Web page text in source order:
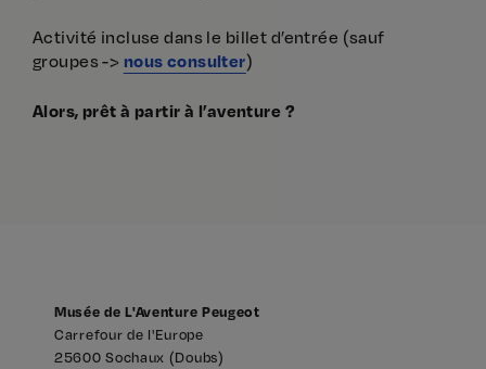
Activité incluse dans le billet d’entrée (sauf
groupes -> nous consulter)
Alors, prêt à partir à l’aventure ?
Musée de L'Aventure Peugeot
Carrefour de l'Europe
25600 Sochaux (Doubs)